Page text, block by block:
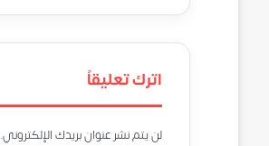
اترك تعليقاً
لن يتم نشر عنوان بريدك الإلكتروني.